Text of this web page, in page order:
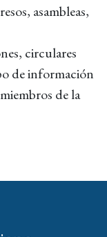
asambleas,
circulares
de información
de la